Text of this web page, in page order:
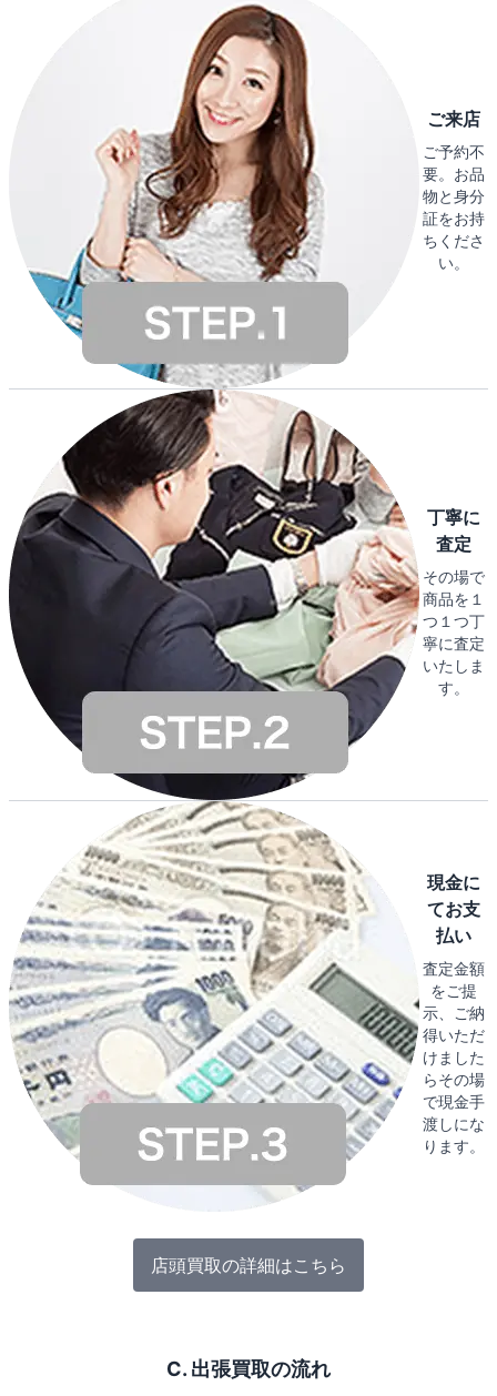
ご来店
ご予約不
要。お品
物と身分
証をお持
ちくださ
い。
丁寧に
査定
その場で
商品を１
つ１つ丁
寧に査定
いたしま
す。
現金に
てお支
払い
査定金額
をご提
示、ご納
得いただ
けました
らその場
で現金手
渡しにな
ります。
店頭買取の詳細はこちら
C. 出張買取の流れ